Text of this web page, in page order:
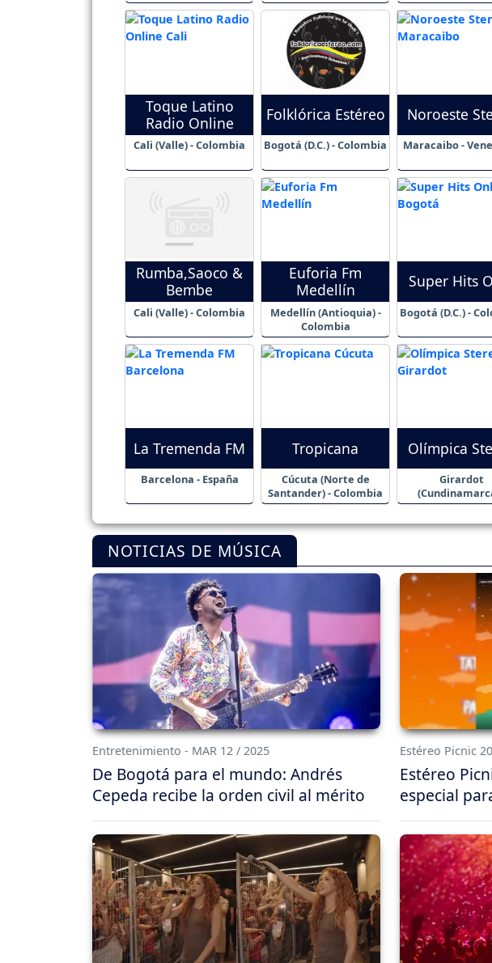
Toque Latino
Radio Online
Cali (Valle) - Colombia
Folklórica Estéreo
Bogotá (D.C.) - Colombia
Noroeste
Maracaibo -
Rumba,Saoco &
Bembe
Cali (Valle) - Colombia
Euforia Fm
Medellín
Medellín (Antioquia) -
Colombia
Super Hits
Bogotá (D.C.) -
La Tremenda FM
Barcelona - España
Tropicana
Cúcuta (Norte de
Santander) - Colombia
Olímpica
Girardot
Colombia
NOTICIAS DE MÚSICA
Entretenimiento - MAR 12 / 2025
De Bogotá para el mundo: Andrés
Cepeda recibe la orden civil al mérito
Estéreo Picnic
Estéreo
especial